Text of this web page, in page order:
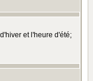
et l'heure d'été;